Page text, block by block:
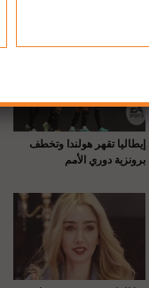
إيطاليا تقهر هولندا وتخطف
برونزية دوري الأمم